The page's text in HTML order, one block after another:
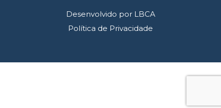
Desenvolvido por LBCA
Política de Privacidade